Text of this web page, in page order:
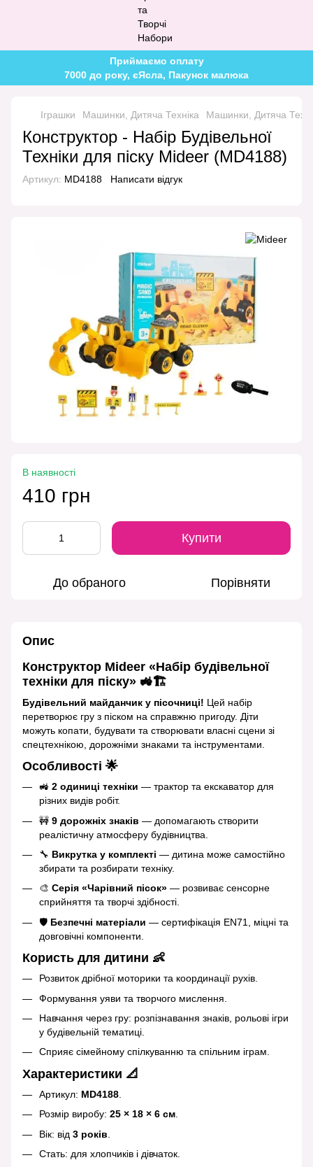
Приймаємо оплату
7000 до року, єЯсла, Пакунок малюка
Іграшки Машинки, Дитяча Техніка Машинки, Дитяча
Конструктор - Набір Будівельної
Техніки для піску Mideer (MD4188)
Артикул: MD4188 Написати відгук
В наявності
410 грн
Купити
До обраного Порівняти
Опис
Конструктор Mideer «Набір будівельної
техніки для піску» 🚜🏗️
Будівельний майданчик у пісочниці! Цей набір
перетворює гру з піском на справжню пригоду. Діти
можуть копати, будувати та створювати власні сцени зі
спецтехнікою, дорожніми знаками та інструментами.
Особливості 🌟
🚜 2 одиниці техніки — трактор та екскаватор для
різних видів робіт.
🚧 9 дорожніх знаків — допомагають створити
реалістичну атмосферу будівництва.
🔧 Викрутка у комплекті — дитина може самостійно
збирати та розбирати техніку.
🎨 Серія «Чарівний пісок» — розвиває сенсорне
сприйняття та творчі здібності.
🛡 Безпечні матеріали — сертифікація EN71, міцні та
довговічні компоненти.
Користь для дитини 👶
Розвиток дрібної моторики та координації рухів.
Формування уяви та творчого мислення.
Навчання через гру: розпізнавання знаків, рольові ігри
у будівельній тематиці.
Сприяє сімейному спілкуванню та спільним іграм.
Характеристики 📐
Артикул: MD4188
Розмір виробу: 25 × 18 × 6 см.
Вік: від 3 років
Стать: для хлопчиків і дівчаток.